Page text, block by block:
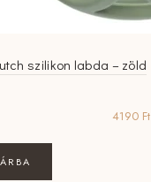
szilikon labda – zöld
4190 Ft